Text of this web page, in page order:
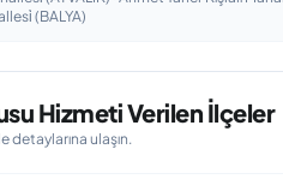
(BALYA)
Hizmeti Verilen İlçeler
detaylarına ulaşın.